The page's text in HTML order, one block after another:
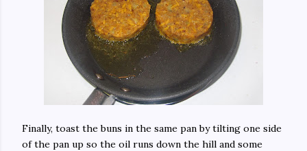
Finally, toast the buns in the same pan by tilting one side
of the pan up so the oil runs down the hill and some